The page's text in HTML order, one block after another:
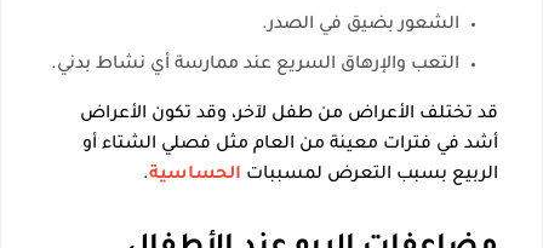
الشعور بضيق في الصدر.
التعب والإرهاق السريع عند ممارسة أي نشاط بدني.
قد تختلف الأعراض من طفل لآخر، وقد تكون الأعراض
أشد في فترات معينة من العام مثل فصلي الشتاء أو
الربيع بسبب التعرض لمسببات الحساسية.